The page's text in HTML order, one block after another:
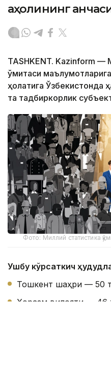
аҳолининг
TASHKENT. Kazinform —
қўмитаси маълумотларига
ҳолатига Ўзбекистонда
та тадбиркорлик
Фото: Миллий статистика
Ушбу кўрсаткич
Тошкент шаҳри — 50
Хоразм вилояти — 46